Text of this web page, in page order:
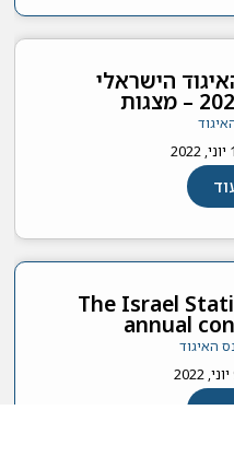
הישראלי
The Israel
annual
האיגוד